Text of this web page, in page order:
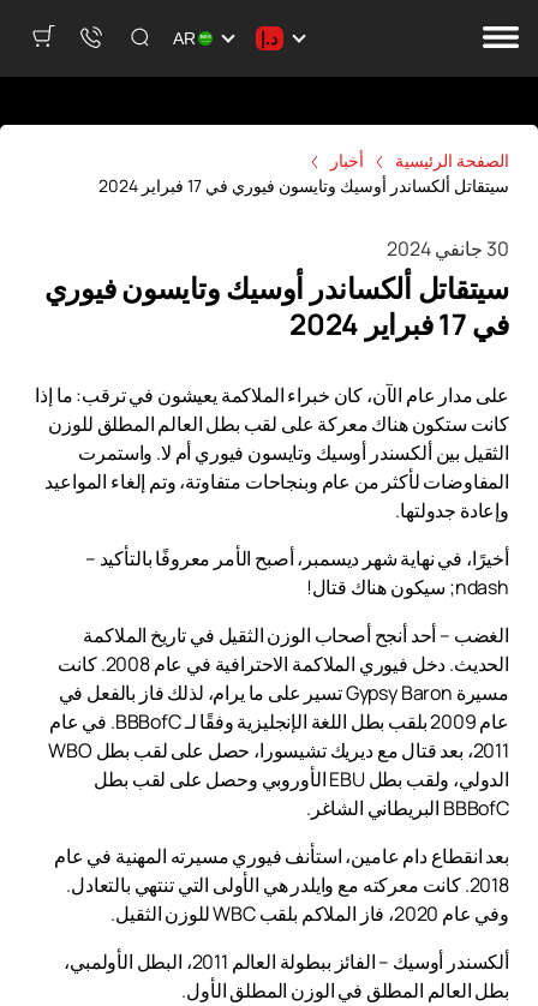
د.إ AR
الصفحة الرئيسية
أخبار
سيتقاتل ألكساندر أوسيك وتايسون فيوري في 17 فبراير 2024
30 جانفي 2024
سيتقاتل ألكساندر أوسيك وتايسون فيوري
في 17 فبراير 2024
على مدار عام الآن، كان خبراء الملاكمة يعيشون في ترقب: ما إذا
كانت ستكون هناك معركة على لقب بطل العالم المطلق للوزن
الثقيل بين ألكسندر أوسيك وتايسون فيوري أم لا. واستمرت
المفاوضات لأكثر من عام وبنجاحات متفاوتة، وتم إلغاء المواعيد
وإعادة جدولتها.
أخيرًا، في نهاية شهر ديسمبر، أصبح الأمر معروفًا بالتأكيد –
ndash; سيكون هناك قتال!
الغضب – أحد أنجح أصحاب الوزن الثقيل في تاريخ الملاكمة
الحديث. دخل فيوري الملاكمة الاحترافية في عام 2008. كانت
مسيرة Gypsy Baron تسير على ما يرام، لذلك فاز بالفعل في
عام 2009 بلقب بطل اللغة الإنجليزية وفقًا لـ BBBofC. في عام
2011، بعد قتال مع ديريك تشيسورا، حصل على لقب بطل WBO
الدولي، ولقب بطل EBU الأوروبي وحصل على لقب بطل
BBBofC البريطاني الشاغر.
بعد انقطاع دام عامين، استأنف فيوري مسيرته المهنية في عام
2018. كانت معركته مع وايلدر هي الأولى التي تنتهي بالتعادل.
وفي عام 2020، فاز الملاكم بلقب WBC للوزن الثقيل.
ألكسندر أوسيك – الفائز ببطولة العالم 2011، البطل الأولمبي،
بطل العالم المطلق في الوزن المطلق الأول.